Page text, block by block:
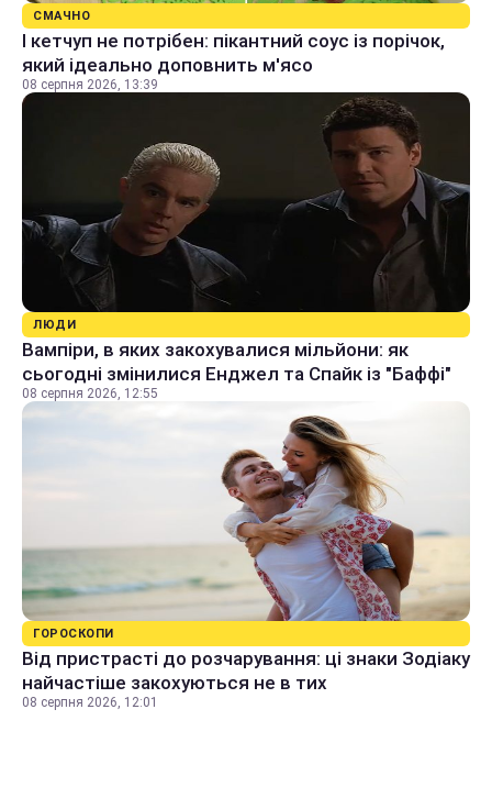
СМАЧНО
І кетчуп не потрібен: пікантний соус із порічок,
який ідеально доповнить м'ясо
08 серпня 2026, 13:39
ЛЮДИ
Вампіри, в яких закохувалися мільйони: як
сьогодні змінилися Енджел та Спайк із "Баффі"
08 серпня 2026, 12:55
ГОРОСКОПИ
Від пристрасті до розчарування: ці знаки Зодіаку
найчастіше закохуються не в тих
08 серпня 2026, 12:01